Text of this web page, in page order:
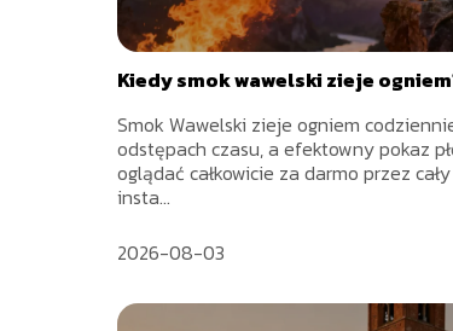
Kiedy smok wawelski zieje
Smok Wawelski zieje ogniem
odstępach czasu, a efektowny pokaz
oglądać całkowicie za darmo przez
insta...
2026-08-03